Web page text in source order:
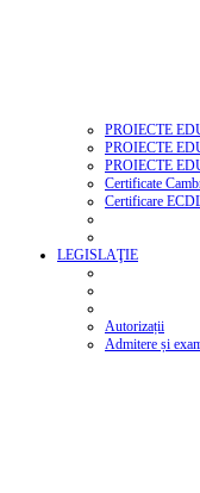
PROIECTE
PROIECTE
PROIECTE
Certificate
Certificare
LEGISLAŢIE
Autorizații
Admitere și